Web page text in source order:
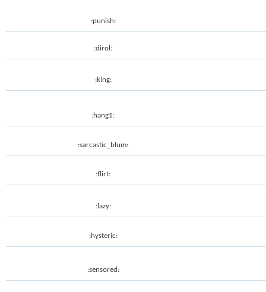
:punish:
:dirol:
:king:
:hang1:
:sarcastic_blum:
:flirt:
:lazy:
:hysteric:
:sensored: